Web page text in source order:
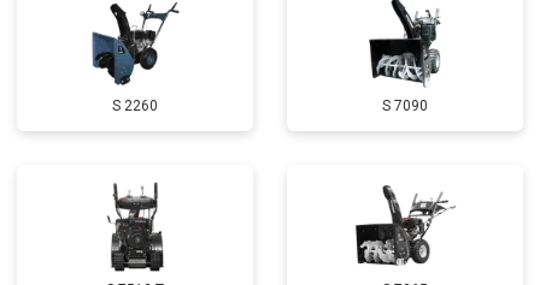
Ремонт электропроводки Заказать
Полное ТО от 4900 ₽ Заказать
Ремонт привода от 3250 ₽
Замена свечей зажигания от 1820 ₽ Заказать
Демонтаж-монтаж двигателя от 6400 ₽
S 2260 S 7090